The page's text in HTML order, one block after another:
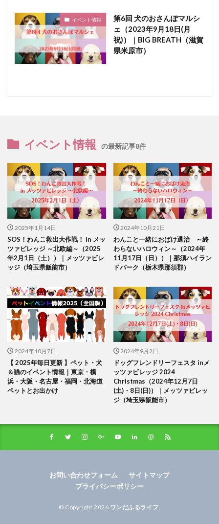
イベント情報
第6回 犬のおさんぽマルシ
ェ（2023年9月18日(月
祝)）｜BIG BREATH（滋賀
県米原市）
イベント情報 の最新記事8件
2025年1月14日
SOS！わんこ救出大作戦！ in メッ
ツァビレッジ ～北欧編～（2025
年2月1日（土））｜メッツァビレ
ッジ（埼玉県飯能市）
2024年10月21日
わんこと一緒におばけ退治 ～終
わらないハロウィン～（2024年
11月17日（日））｜那須ハイラン
ドパーク（栃木県那須郡）
2024年10月7日
【 2025年毎日更新 】ペット・犬
＆猫のイベント情報｜東京・横
浜・大阪・名古屋・福岡・北海道
ペットとお出かけ
2024年9月2日
ドッグフレンドリーフェスタ inメ
ッツァビレッジ 2024
Christmas（2024年12月7日
(土)・8日(日)）｜メッツァビレッ
ジ（埼玉県飯能市）
お問い合わせフォーム
サイトマップ
プライバシーポリシー
© Copyright 2026 ワンだふるライフ